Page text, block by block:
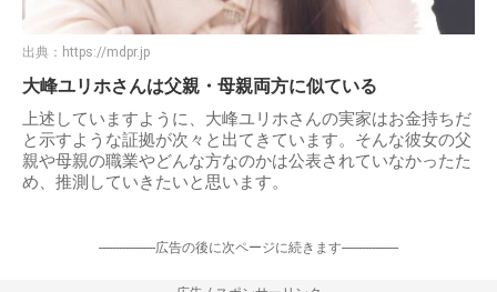
出典： https://mdpr.jp
大峰ユリホさんは父親・母親両方に似ている
上述していますように、大峰ユリホさんの実家はお金持ちだ
と示すような証拠が次々と出てきています。そんな彼女の父
親や母親の職業やどんな方なのかは公表されていなかったた
め、推測していきたいと思います。
-----------------広告の後に次ページに続きます-----------------